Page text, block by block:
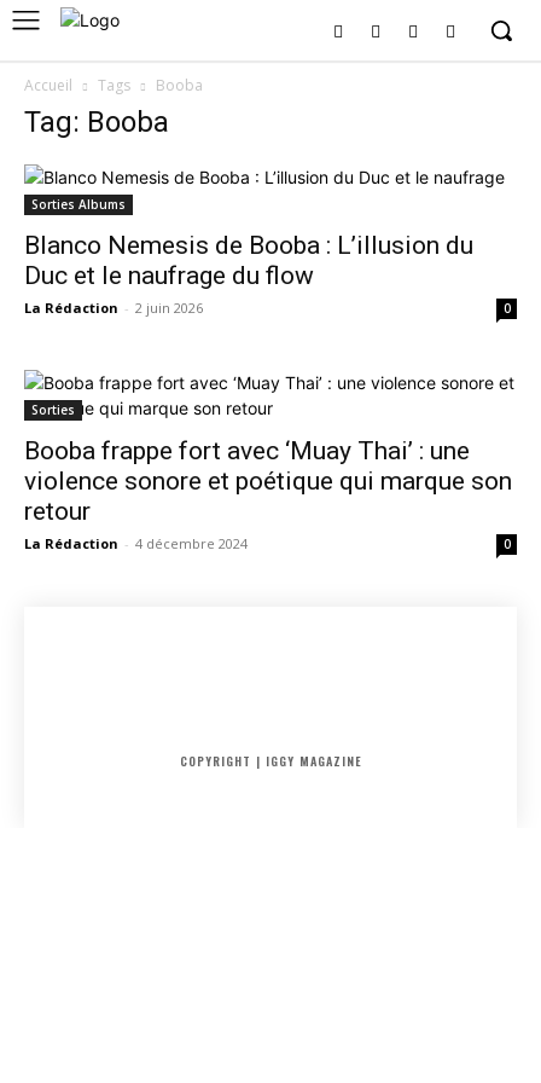
Accueil Tags Booba
Tag: Booba
Sorties Albums
Blanco Nemesis de Booba : L’illusion du
Duc et le naufrage du flow
La Rédaction - 2 juin 2026 0
Sorties
Booba frappe fort avec ‘Muay Thai’ : une
violence sonore et poétique qui marque son
retour
La Rédaction - 4 décembre 2024 0
COPYRIGHT | IGGY MAGAZINE